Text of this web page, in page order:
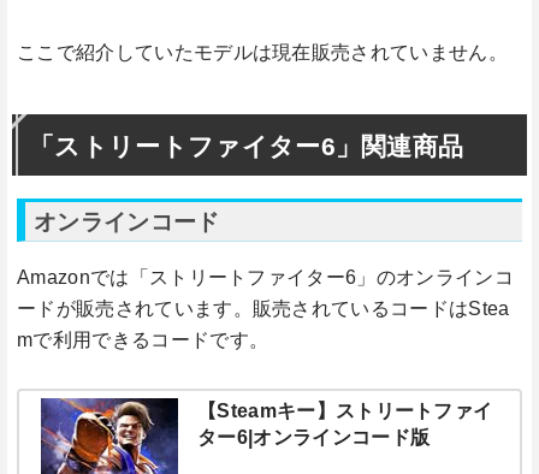
ここで紹介していたモデルは現在販売されていません。
「ストリートファイター6」関連商品
オンラインコード
Amazonでは「ストリートファイター6」のオンラインコ
ードが販売されています。販売されているコードはStea
mで利用できるコードです。
【Steamキー】ストリートファイ
ター6|オンラインコード版